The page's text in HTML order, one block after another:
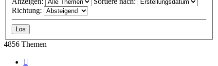
Richtung:
4856 Themen